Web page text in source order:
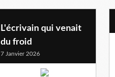
L'écrivain qui venait
du froid
7 Janvier 2026